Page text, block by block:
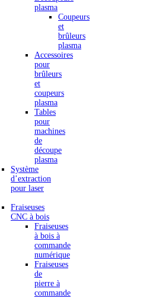
plasma
Coupeurs
et
brûleurs
plasma
Accessoires
pour
brûleurs
et
coupeurs
plasma
Tables
pour
machines
de
découpe
plasma
Système
d’extraction
pour laser
Fraiseuses
CNC à bois
Fraiseuses
à bois à
commande
numérique
Fraiseuses
de
pierre à
commande